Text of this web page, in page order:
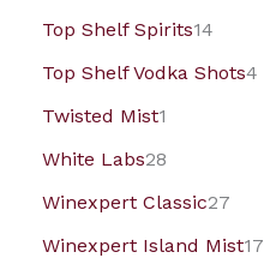
Top Shelf Spirits14
Top Shelf Vodka Shots4
Twisted Mist1
White Labs28
Winexpert Classic27
Winexpert Island Mist17